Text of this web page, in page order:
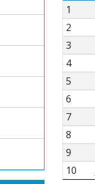
1
2
3
4
5
6
7
8
9
10